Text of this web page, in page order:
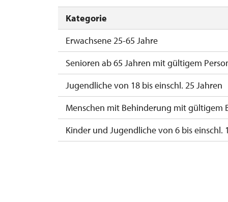
Kategorie
Erwachsene 25-65 Jahre
Senioren ab 65 Jahren mit gültigem
Jugendliche von 18 bis einschl. 25 Jahren
Menschen mit Behinderung mit gültigem
Kinder und Jugendliche von 6 bis einschl.